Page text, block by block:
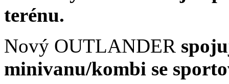
terénu.
Nový OUTLANDER
minivanu/kombi se